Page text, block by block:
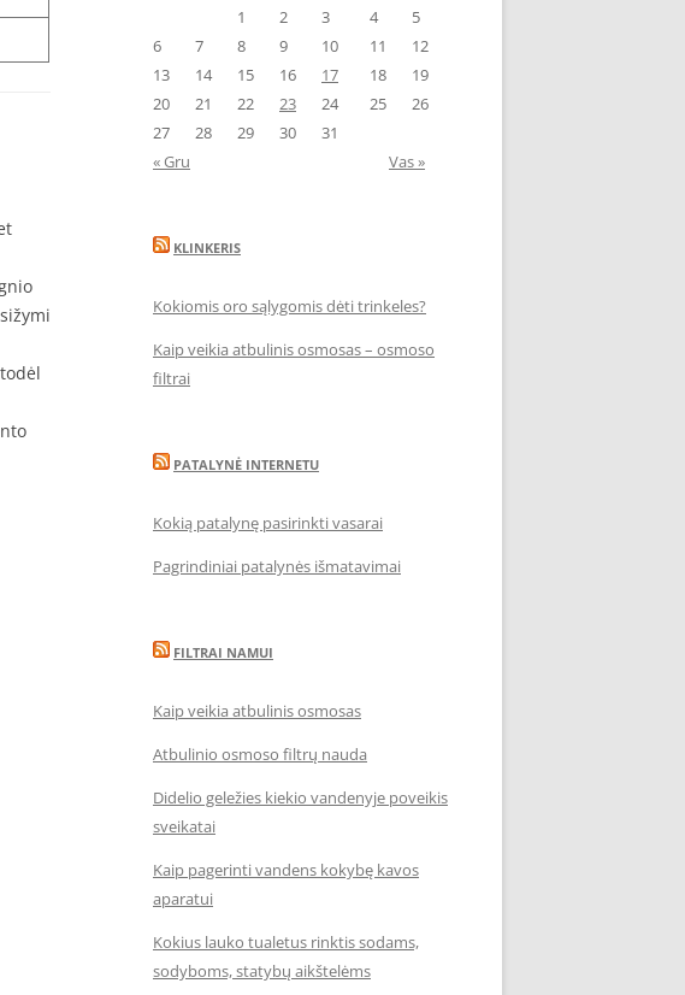
1
2 3 4
5
6
7 8 9 10 11
12
13
14 15 16 17 18
19
20
21 22 23 24 25
26
27
28 29 30
31
« Gru
Vas »
KLINKERIS
Kokiomis oro sąlygomis dėti trinkeles?
Kaip veikia atbulinis osmosas – osmoso
filtrai
PATALYNĖ INTERNETU
Kokią patalynę pasirinkti vasarai
Pagrindiniai patalynės išmatavimai
FILTRAI NAMUI
Kaip veikia atbulinis osmosas
Atbulinio osmoso filtrų nauda
Didelio geležies kiekio vandenyje poveikis
sveikatai
Kaip pagerinti vandens kokybę kavos
aparatui
Kokius lauko tualetus rinktis sodams,
sodyboms, statybų aikštelėms